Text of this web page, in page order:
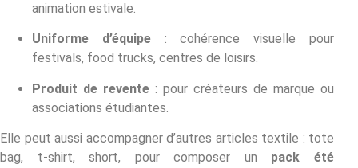
animation estivale.
Uniforme d’équipe: cohérence visuelle pour
festivals, food trucks, centres de loisirs.
Produit de revente : pour créateurs de marque ou
associations étudiantes.
Elle peut aussi accompagner d’autres articles textile : tote
bag, t-shirt, short, pour composer un pack été